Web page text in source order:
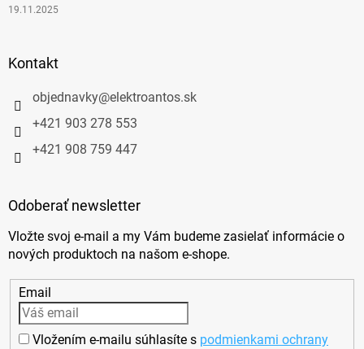
19.11.2025
Kontakt
objednavky@elektroantos.sk
+421 903 278 553
+421 908 759 447
Odoberať newsletter
Vložte svoj e-mail a my Vám budeme zasielať informácie o
nových produktoch na našom e-shope.
Email
Vložením e-mailu súhlasíte s podmienkami ochrany